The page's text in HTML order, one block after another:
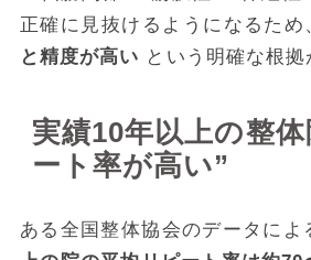
正確に見抜けるようになるた
と精度が高い という明確な根拠
実績10年以上の整
ート率が高い”
ある全国整体協会のデータに